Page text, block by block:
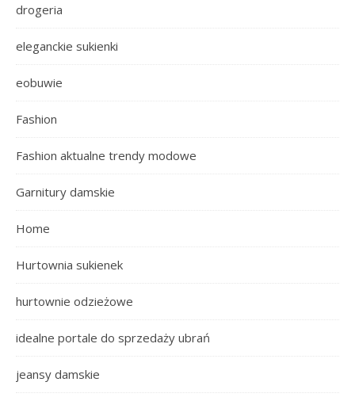
drogeria
eleganckie sukienki
eobuwie
Fashion
Fashion aktualne trendy modowe
Garnitury damskie
Home
Hurtownia sukienek
hurtownie odzieżowe
idealne portale do sprzedaży ubrań
jeansy damskie